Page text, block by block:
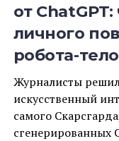
от
личного
робота-
Журналисты
искусственный
самого
сгенерированных